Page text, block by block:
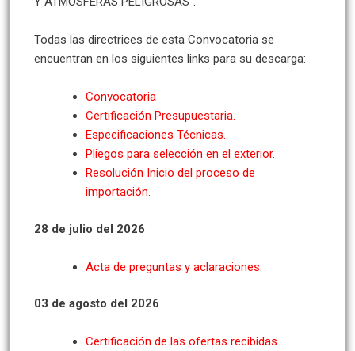
Todas las directrices de esta Convocatoria se
encuentran en los siguientes links para su descarga:
Convocatoria
Certificación Presupuestaria.
Especificaciones Técnicas.
Pliegos para selección en el exterior.
Resolución Inicio del proceso de
importación.
28 de julio del 2026
Acta de preguntas y aclaraciones.
03 de agosto del 2026
Certificación de las ofertas recibidas